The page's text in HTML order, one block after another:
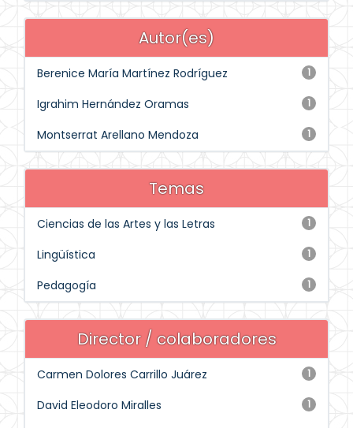
Autor(es)
1
Berenice María Martínez Rodríguez
1
Igrahim Hernández Oramas
1
Montserrat Arellano Mendoza
Temas
1
Ciencias de las Artes y las Letras
1
Lingüística
1
Pedagogía
Director / colaboradores
1
Carmen Dolores Carrillo Juárez
1
David Eleodoro Miralles